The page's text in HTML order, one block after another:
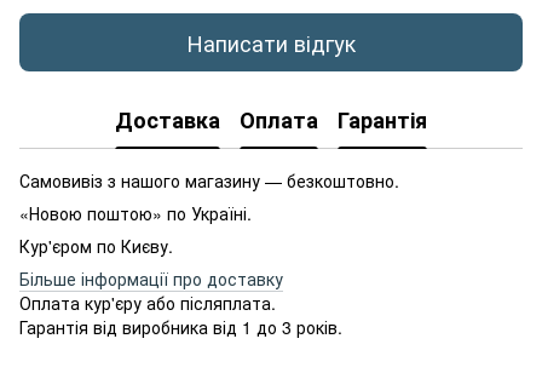
Написати відгук
Доставка Оплата Гарантія
Самовивіз з нашого магазину — безкоштовно.
«Новою поштою» по Україні.
Кур'єром по Києву.
Більше інформації про доставку
Оплата кур'єру або післяплата.
Гарантія від виробника від 1 до 3 років.